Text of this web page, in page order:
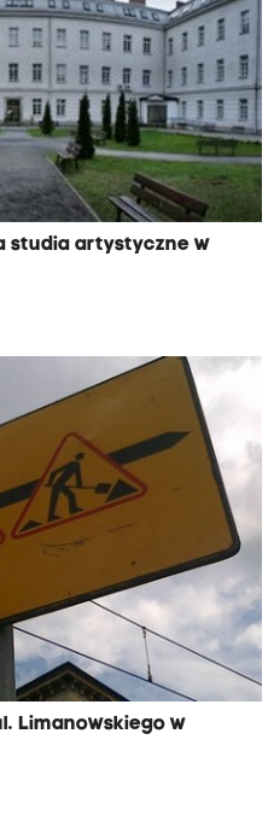
studia artystyczne w
Limanowskiego w